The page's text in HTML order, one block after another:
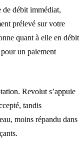
débit immédiat,
prélevé sur votre
quant à elle en débit
un paiement
Revolut s’appuie
tandis
moins répandu dans